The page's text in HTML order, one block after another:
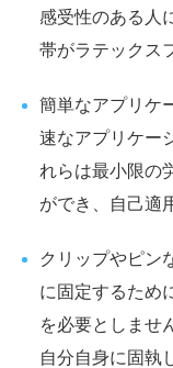
感受性のある人
帯がラテックス
簡単なアプリケ
速なアプリケー
れらは最小限の
ができ、自己適
クリップやピン
に固定するため
を必要としませ
自分自身に固執